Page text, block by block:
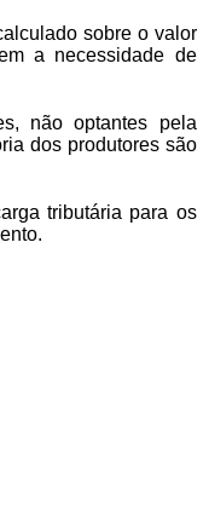
sobre o valor
a necessidade de
não optantes pela
dos produtores são
tributária para os